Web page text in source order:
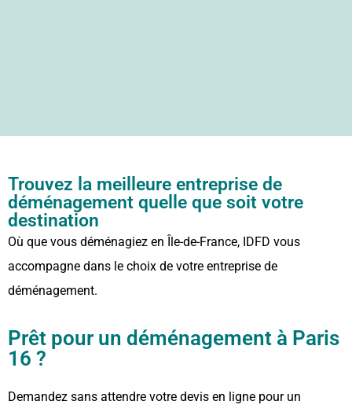
Trouvez la meilleure entreprise de
déménagement quelle que soit votre
destination
Où que vous déménagiez en Île-de-France, IDFD vous
accompagne dans le choix de votre entreprise de
déménagement.
Prêt pour un déménagement à Paris
16 ?
Demandez sans attendre votre devis en ligne pour un